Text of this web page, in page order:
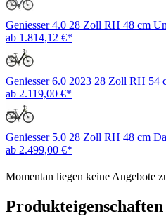
Geniesser 4.0 28 Zoll RH 48 cm
ab 1.814,12 €*
Geniesser 6.0 2023 28 Zoll RH 54
ab 2.119,00 €*
Geniesser 5.0 28 Zoll RH 48 cm
ab 2.499,00 €*
Momentan liegen keine Angebote
Produkteigenschaften